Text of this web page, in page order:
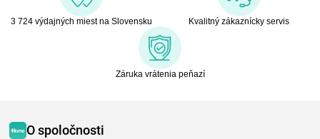
3 724 výdajných miest na Slovensku Kvalitný zákaznícky servis
Záruka vrátenia peňazí
O spoločnosti